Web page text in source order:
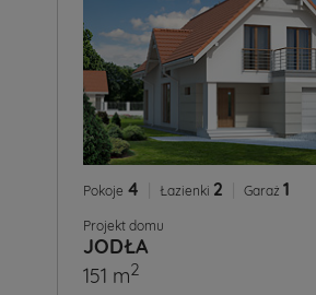
Pokoje 4 Łazienki 2 Garaż 1
Projekt domu
JODŁA
151 m2